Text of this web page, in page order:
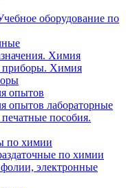
оборудование по
Химия
приборы. Химия
опытов
опытов лабораторные
пособия.
по химии
по химии
электронные